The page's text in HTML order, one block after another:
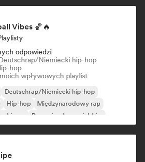
Vibes 🏀🔥
odpowiedzi
Niemiecki hip-hop
hop
wpływowych playlist
Deutschrap/Niemiecki hip-hop
Hip-hop
Międzynarodowy rap
pop
Rap w języku angielskim